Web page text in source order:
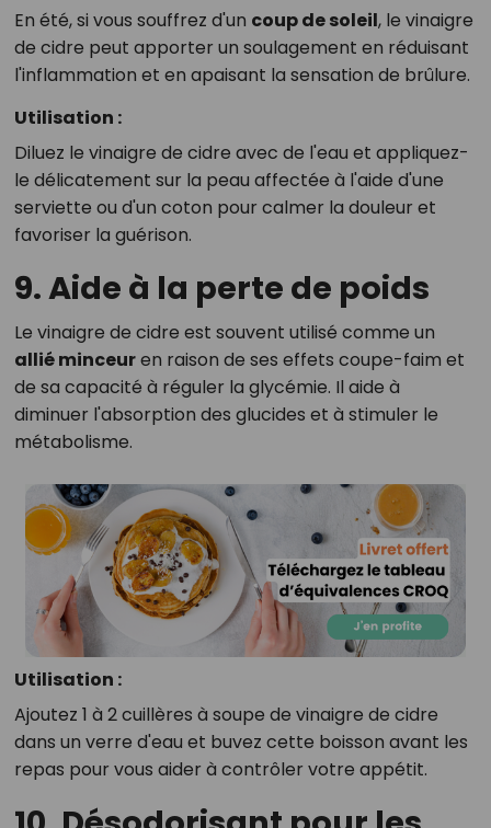
En été, si vous souffrez d'un coup de soleil, le vinaigre
de cidre peut apporter un soulagement en réduisant
l'inflammation et en apaisant la sensation de brûlure.
Utilisation :
Diluez le vinaigre de cidre avec de l'eau et appliquez-
le délicatement sur la peau affectée à l'aide d'une
serviette ou d'un coton pour calmer la douleur et
favoriser la guérison.
9. Aide à la perte de poids
Le vinaigre de cidre est souvent utilisé comme un
allié minceuren raison de ses effets coupe-faim et
de sa capacité à réguler la glycémie. Il aide à
diminuer l'absorption des glucides et à stimuler le
métabolisme.
Utilisation :
Ajoutez 1 à 2 cuillères à soupe de vinaigre de cidre
dans un verre d'eau et buvez cette boisson avant les
repas pour vous aider à contrôler votre appétit.